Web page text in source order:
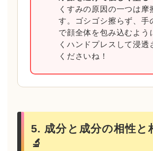
くすみの原因の一つは摩
す。ゴシゴシ擦らず、手
で顔全体を包み込むよう
くハンドプレスして浸透
くださいね！
5. 成分と成分の相性と
🔬